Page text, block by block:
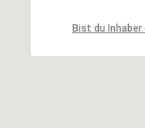
Bist du
Bist du